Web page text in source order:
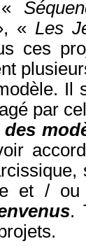
« Les
ces
Il
par
des
et /
.